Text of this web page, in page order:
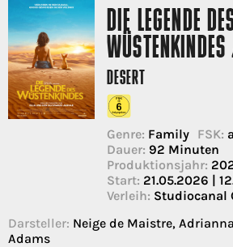
DIE LEGENDE
DESERT
Genre: Family FSK:
Dauer: 92 Minuten
Produktionsjahr:
Start: 21.05.2026 |
Verleih: Studiocanal
Darsteller: Neige de Maistre,
Adams